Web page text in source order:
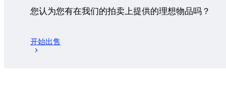
您认为您有在我们的拍卖上提供的理想物品吗？
开始出售